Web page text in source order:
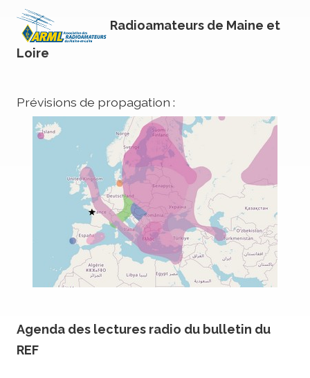
Radioamateurs de Maine et
Loire
Prévisions de propagation :
Agenda des lectures radio du bulletin du
REF